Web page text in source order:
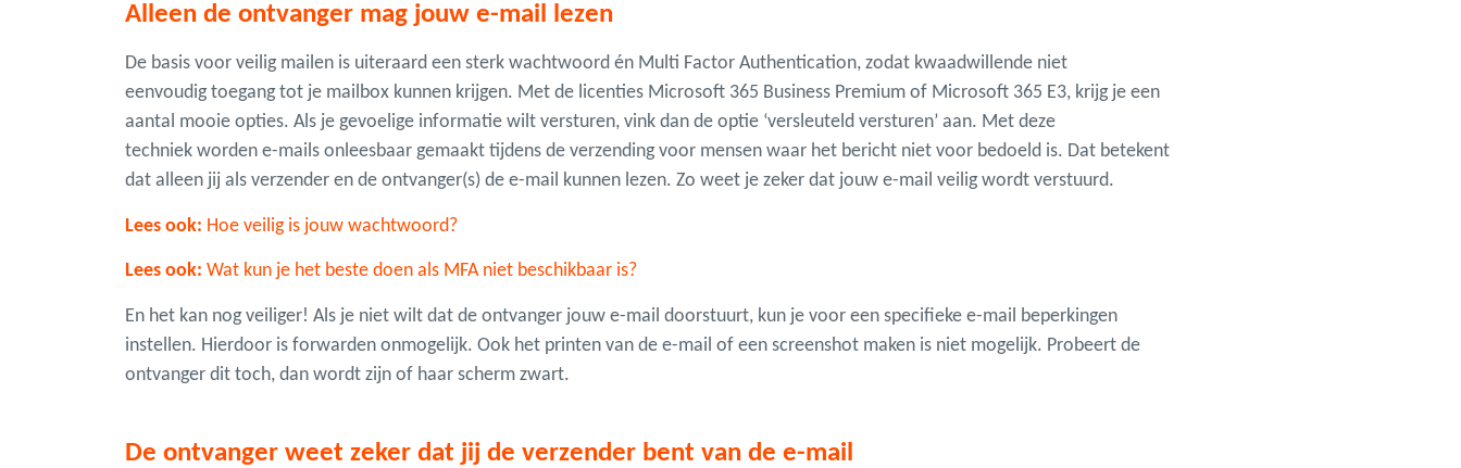
Alleen de ontvanger mag jouw e-mail lezen
De basis voor veilig mailen is uiteraard een sterk wachtwoord én Multi Factor Authentication, zodat kwaadwillende niet
eenvoudig toegang tot je mailbox kunnen krijgen. Met de licenties Microsoft 365 Business Premium of Microsoft 365 E3, krijg je een
aantal mooie opties. Als je gevoelige informatie wilt versturen, vink dan de optie ‘versleuteld versturen’ aan. Met deze
techniek worden e-mails onleesbaar gemaakt tijdens de verzending voor mensen waar het bericht niet voor bedoeld is. Dat betekent
dat alleen jij als verzender en de ontvanger(s) de e-mail kunnen lezen. Zo weet je zeker dat jouw e-mail veilig wordt verstuurd.
Lees ook: Hoe veilig is jouw wachtwoord?
Lees ook: Wat kun je het beste doen als MFA niet beschikbaar is?
En het kan nog veiliger! Als je niet wilt dat de ontvanger jouw e-mail doorstuurt, kun je voor een specifieke e-mail beperkingen
instellen. Hierdoor is forwarden onmogelijk. Ook het printen van de e-mail of een screenshot maken is niet mogelijk. Probeert de
ontvanger dit toch, dan wordt zijn of haar scherm zwart.
De ontvanger weet zeker dat jij de verzender bent van de e-mail